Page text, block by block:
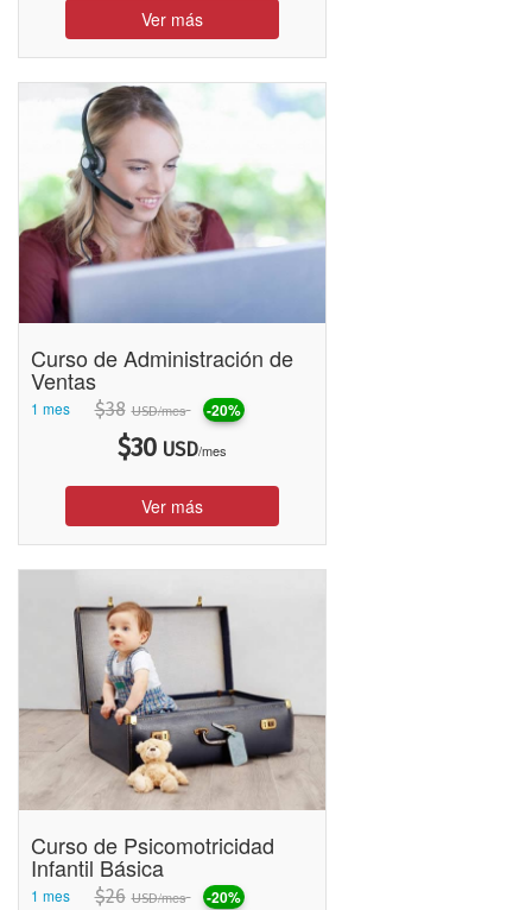
Ver más
Curso de Administración de
Ventas
1 mes $38 USD/mes -20%
$30 USD/mes
Ver más
Curso de Psicomotricidad
Infantil Básica
1 mes $26 USD/mes -20%